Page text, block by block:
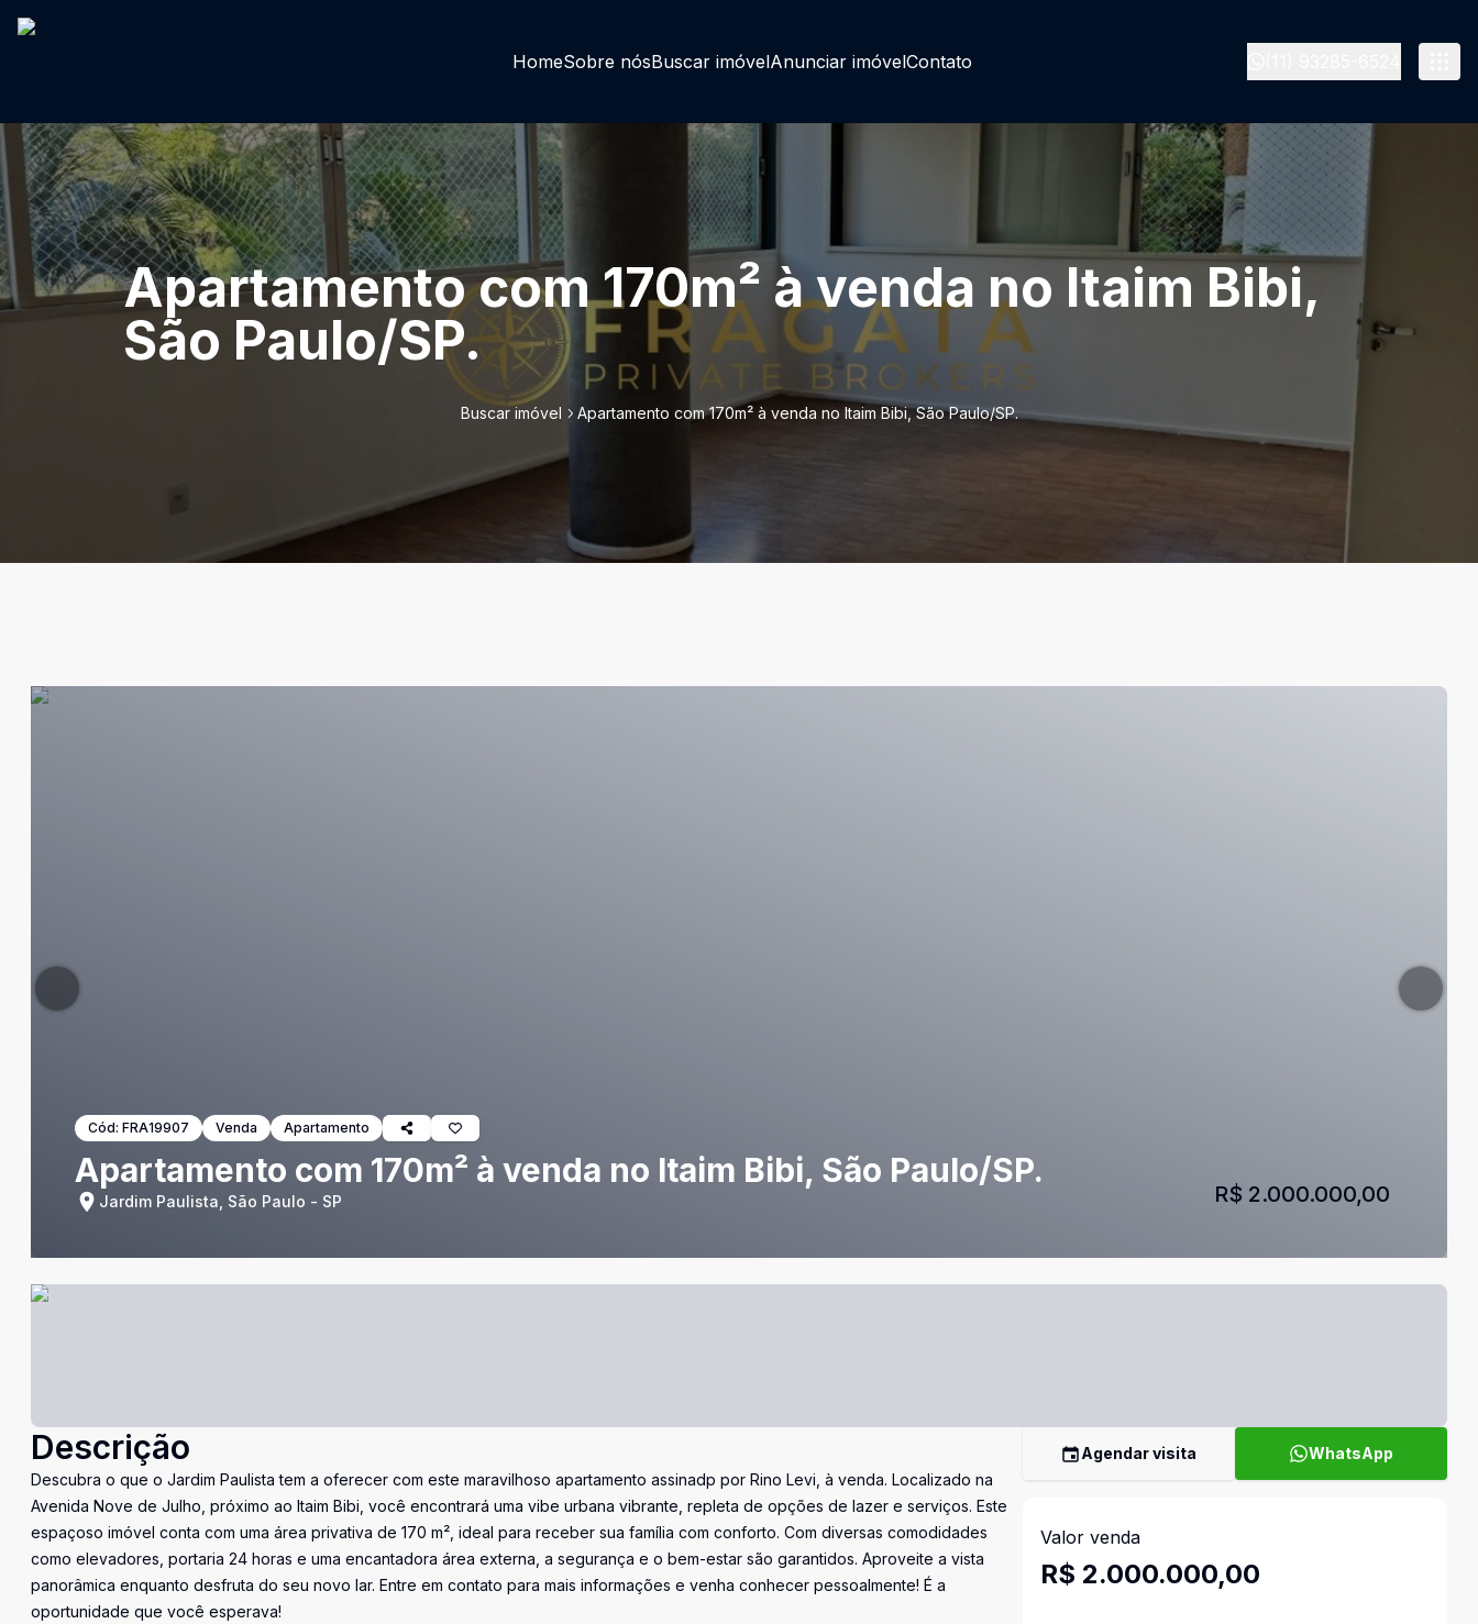
HomeSobre nósBuscar imóvelAnunciar imóvelContato
Apartamento com 170m² à venda no Itaim Bibi,
São Paulo/SP.
Buscar imóvel Apartamento com 170m² à venda no Itaim Bibi, São Paulo/SP.
Cód: FRA19907 Venda Apartamento
Apartamento com 170m² à venda no Itaim Bibi, São Paulo/SP.
Jardim Paulista, São Paulo - SP R$ 2.000.000,00
Descrição
Descubra o que o Jardim Paulista tem a oferecer com este maravilhoso apartamento assinadp por Rino Levi, à venda. Localizado na
Avenida Nove de Julho, próximo ao Itaim Bibi, você encontrará uma vibe urbana vibrante, repleta de opções de lazer e serviços. Este
espaçoso imóvel conta com uma área privativa de 170 m², ideal para receber sua família com conforto. Com diversas comodidades
como elevadores, portaria 24 horas e uma encantadora área externa, a segurança e o bem-estar são garantidos. Aproveite a vista
panorâmica enquanto desfruta do seu novo lar. Entre em contato para mais informações e venha conhecer pessoalmente! É a
oportunidade que você esperava!
Agendar visita WhatsApp
Valor venda
R$ 2.000.000,00